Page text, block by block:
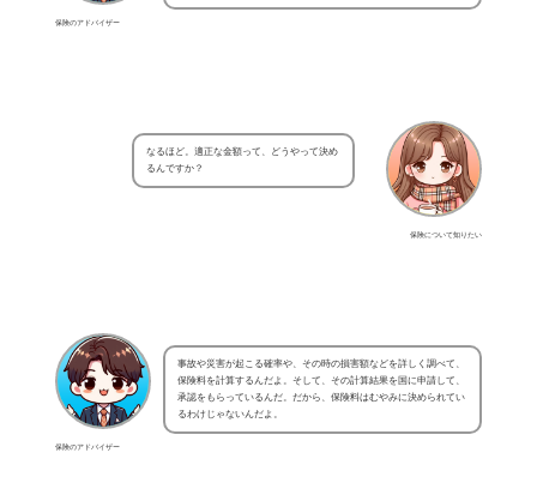
保険のアドバイザー
保険について知りたい
なるほど。適正な金額って、どうやって決め
るんですか？
保険のアドバイザー
事故や災害が起こる確率や、その時の損害額などを詳しく調べて、
保険料を計算するんだよ。そして、その計算結果を国に申請して、
承認をもらっているんだ。だから、保険料はむやみに決められてい
るわけじゃないんだよ。